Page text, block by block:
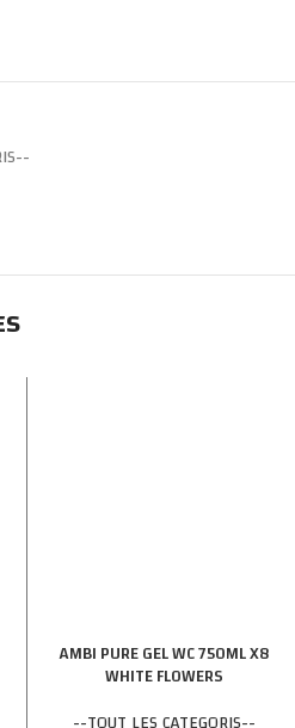
AMBI PURE GEL WC 750ML X8
WHITE FLOWERS